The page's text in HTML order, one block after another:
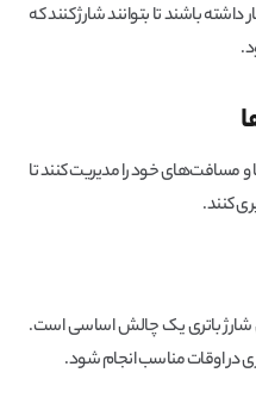
باشند تا بتوانند شارژ کنند که
و مسافت‌های خود را مدیریت کنند تا
کنند.
شارژ باتری یک چالش اساسی است.
در اوقات مناسب انجام شود.